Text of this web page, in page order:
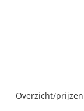
Overzicht/